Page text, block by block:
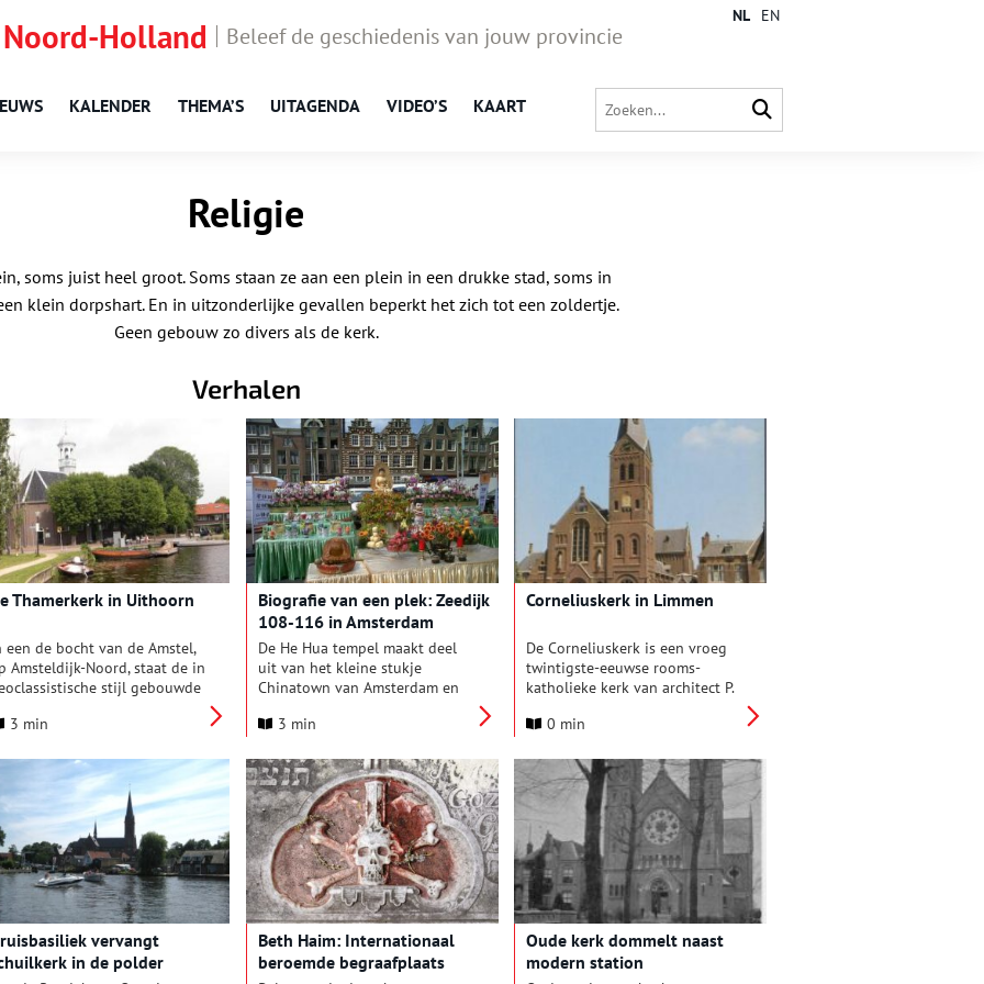
Holland Beleef de geschiedenis van jouw provincie
KALENDER THEMA’S UITAGENDA VIDEO’S KAART
NL EN
Religie
soms juist heel groot. Soms staan ze aan een plein in een drukke stad, soms in
klein dorpshart. En in uitzonderlijke gevallen beperkt het zich tot een zoldertje.
Geen gebouw zo divers als de kerk.
Verhalen
Thamerkerk in Uithoorn
een de bocht van de Amstel,
Amsteldijk-Noord, staat de in
stijl gebouwde
uit 1835 dateert, gaat de
tot in de zeventiende
De Thamerkerk dankt
naam aan het dorpje
ter hoogte van
waar tegenwoordig
Uithoornse flats staan.
3 min
Biografie van een plek: Zeedijk
108-116 in Amsterdam
De He Hua tempel maakt deel
uit van het kleine stukje
Chinatown van Amsterdam en
116. De plek waar nu de
paleisstijl gebouwde
boeddhistische tempel van
Europa staat, heeft een rijke en
diverse geschiedenis. Voordat
de tempel in 2000 werd
gebouwd bevond er zich een
speelplaats langs dit stukje
IJdijk. Nog weer daarvoor kende
de plek een heel andere
bestemming: er stond een groot
klooster.
3 min
Corneliuskerk in Limmen
De Corneliuskerk is een vroeg
twintigste-eeuwse rooms-
katholieke kerk van architect P.
voorgangers aan de
schuurkerk uit 1730 werd
afgebroken in 1856 en
vervangen door de voorloper
van de huidige kerk.
0 min
vervangt
in de polder
Beth Haim: Internationaal
beroemde begraafplaats
Oude kerk dommelt naast
modern station